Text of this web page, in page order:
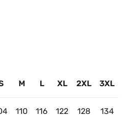
M L XL 2XL 3XL
110 116 122 128 134